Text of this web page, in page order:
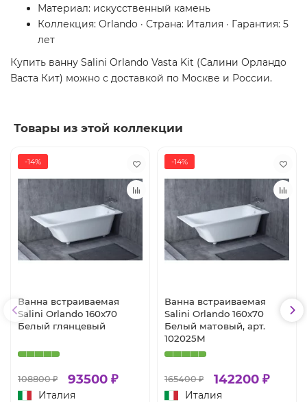
Материал: искусственный камень
Коллекция: Orlando · Страна: Италия · Гарантия: 5
лет
Купить ванну Salini Orlando Vasta Kit (Салини Орландо
Васта Кит) можно с доставкой по Москве и России.
Товары из этой коллекции
-14%
Ванна встраиваемая
Salini Orlando 160x70
Белый глянцевый
108800 ₽ 93500 ₽
Италия
-14%
Ванна встраиваемая
Salini Orlando 160x70
Белый матовый, арт.
102025M
165400 ₽ 142200 ₽
Италия